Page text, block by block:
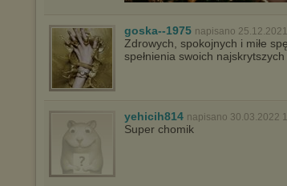
goska--1975 napisano
Zdrowych, spokojnych i miłe
spełnienia swoich
yehicih814 napisano 30.03.2022
Super chomik